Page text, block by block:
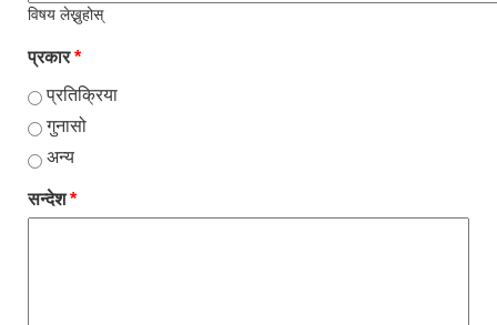
विषय लेख्नुहोस्
प्रकार*
प्रतिक्रिया
गुनासो
अन्य
सन्देश*